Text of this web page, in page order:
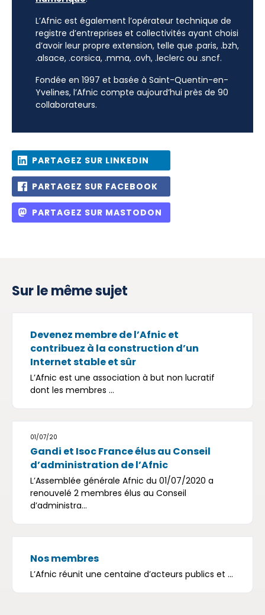
L’Afnic est également l’opérateur technique de
registre d’entreprises et collectivités ayant choisi
d’avoir leur propre extension, telle que .paris, .bzh,
.alsace, .corsica, .mma, .ovh, .leclerc ou .sncf.
Fondée en 1997 et basée à Saint-Quentin-en-
Yvelines, l’Afnic compte aujourd’hui près de 90
collaborateurs.
PARTAGEZ SUR LINKEDIN
PARTAGEZ SUR FACEBOOK
PARTAGEZ SUR MASTODON
Sur le même sujet
Devenez membre de l’Afnic et
contribuez à la construction d’un
Internet stable et sûr
L’Afnic est une association à but non lucratif
dont les membres ...
01/07/20
Gandi et Isoc France élus au Conseil
d’administration de l’Afnic
L’Assemblée générale Afnic du 01/07/2020 a
renouvelé 2 membres élus au Conseil
d’administra...
Nos membres
L’Afnic réunit une centaine d’acteurs publics et ...